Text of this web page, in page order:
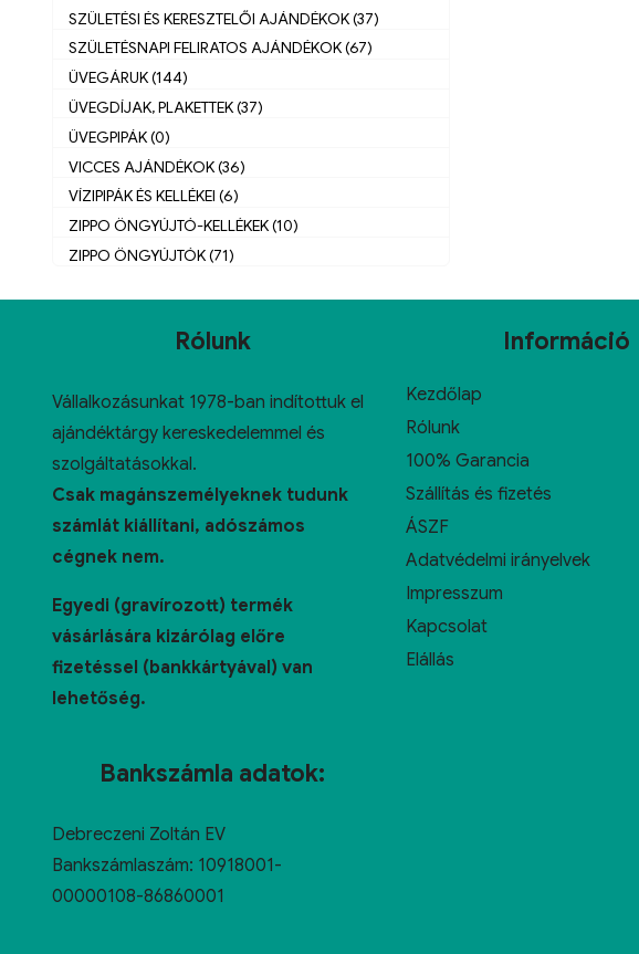
SZÜLETÉSI ÉS KERESZTELŐI AJÁNDÉKOK (37)
SZÜLETÉSNAPI FELIRATOS AJÁNDÉKOK (67)
ÜVEGÁRUK (144)
ÜVEGDÍJAK, PLAKETTEK (37)
ÜVEGPIPÁK (0)
VICCES AJÁNDÉKOK (36)
VÍZIPIPÁK ÉS KELLÉKEI (6)
ZIPPO ÖNGYÚJTÓ-KELLÉKEK (10)
ZIPPO ÖNGYÚJTÓK (71)
Rólunk
Vállalkozásunkat 1978-ban indítottuk el
ajándéktárgy kereskedelemmel és
szolgáltatásokkal.
Csak magánszemélyeknek tudunk
számlát kiállítani, adószámos
cégnek nem.
Egyedi (gravírozott) termék
vásárlására kizárólag előre
fizetéssel (bankkártyával) van
lehetőség.
Bankszámla adatok:
Debreczeni Zoltán EV
Bankszámlaszám: 10918001-
00000108-86860001
Információ
Kezdőlap
Rólunk
100% Garancia
Szállítás és fizetés
ÁSZF
Adatvédelmi irányelvek
Impresszum
Kapcsolat
Elállás